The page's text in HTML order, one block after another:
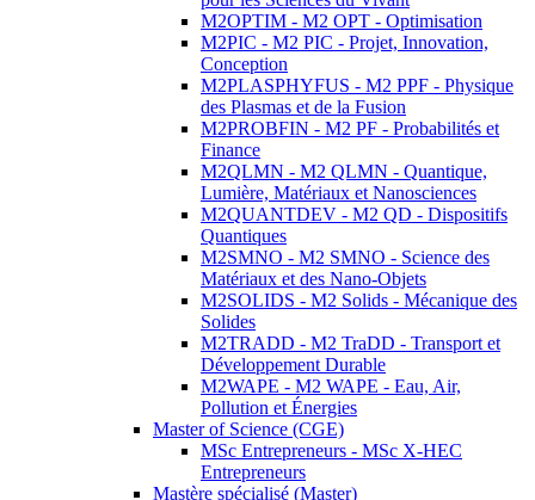
M2OPTIM - M2 OPT - Optimisation
M2PIC - M2 PIC - Projet, Innovation,
Conception
M2PLASPHYFUS - M2 PPF - Physique
des Plasmas et de la Fusion
M2PROBFIN - M2 PF - Probabilités et
Finance
M2QLMN - M2 QLMN - Quantique,
Lumière, Matériaux et Nanosciences
M2QUANTDEV - M2 QD - Dispositifs
Quantiques
M2SMNO - M2 SMNO - Science des
Matériaux et des Nano-Objets
M2SOLIDS - M2 Solids - Mécanique des
Solides
M2TRADD - M2 TraDD - Transport et
Développement Durable
M2WAPE - M2 WAPE - Eau, Air,
Pollution et Énergies
Master of Science (CGE)
MSc Entrepreneurs - MSc X-HEC
Entrepreneurs
Mastère spécialisé (Master)